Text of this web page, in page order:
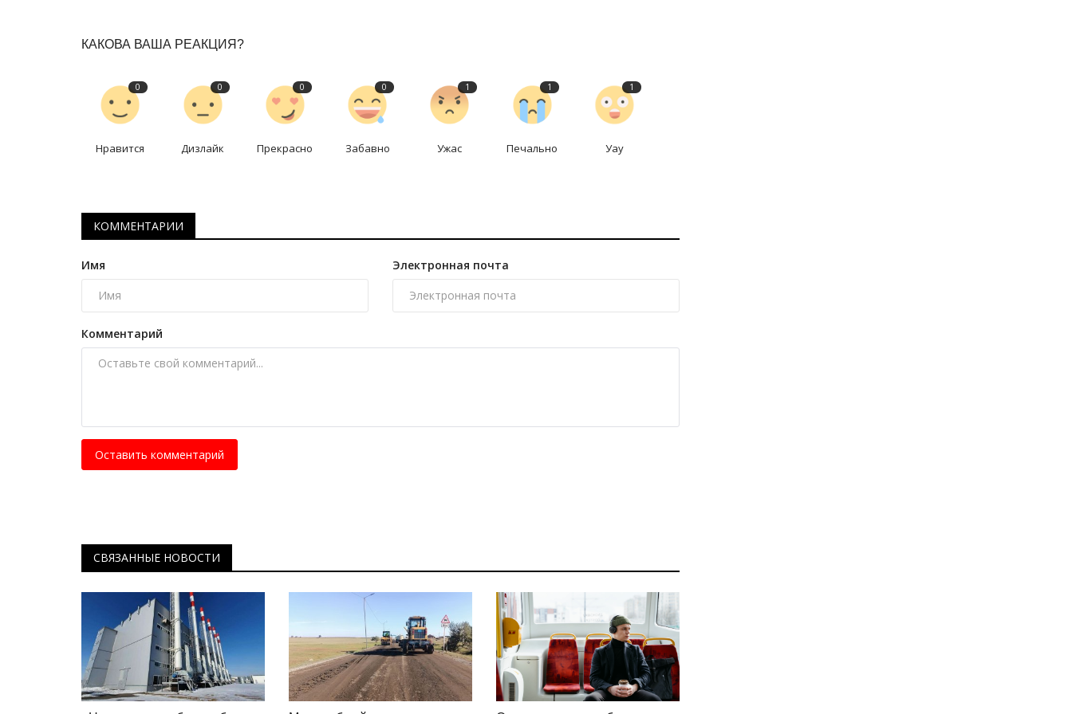
КАКОВА ВАША РЕАКЦИЯ?
0
Нравится
0
Дизлайк
0
Прекрасно
0
Забавно
1
Ужас
1
Печально
1
Уау
КОММЕНТАРИИ
Имя Электронная почта
Комментарий
Оставить комментарий
СВЯЗАННЫЕ НОВОСТИ